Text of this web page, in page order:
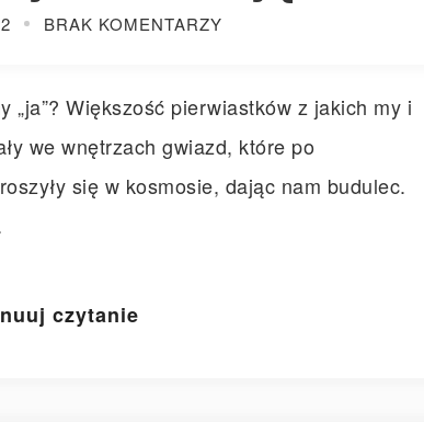
BRAK KOMENTARZY
„ja”? Większość pierwiastków z jakich my i
we wnętrzach gwiazd, które po
się w kosmosie, dając nam budulec.
czytanie